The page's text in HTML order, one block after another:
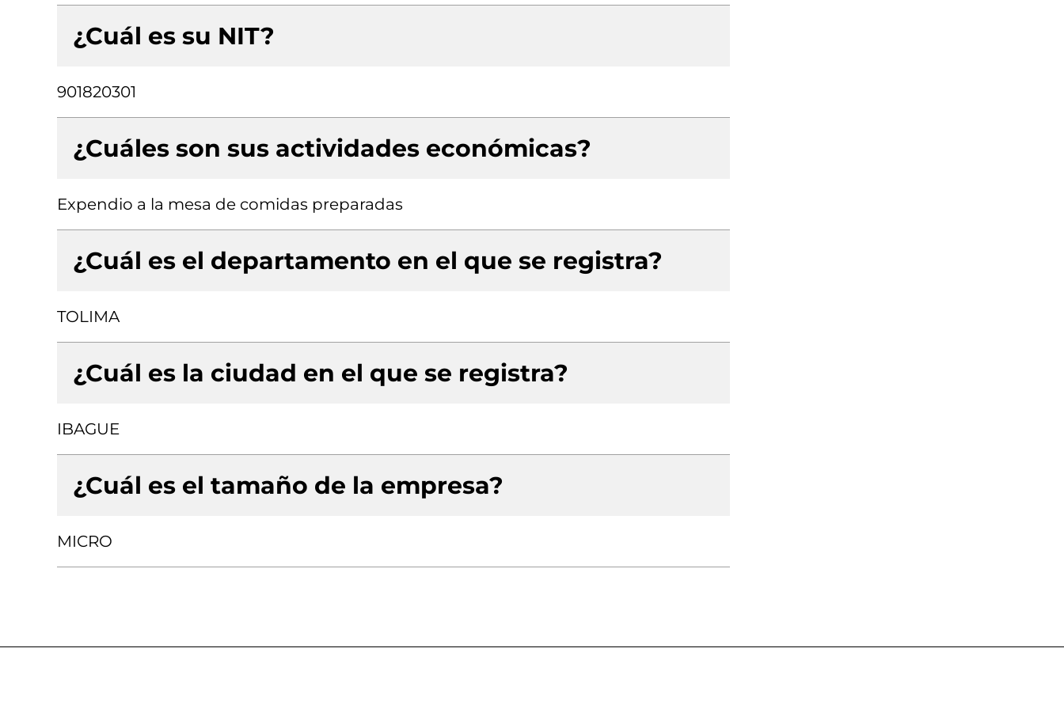
¿Cuál es su NIT?
901820301
¿Cuáles son sus actividades económicas?
Expendio a la mesa de comidas preparadas
¿Cuál es el departamento en el que se registra?
TOLIMA
¿Cuál es la ciudad en el que se registra?
IBAGUE
¿Cuál es el tamaño de la empresa?
MICRO